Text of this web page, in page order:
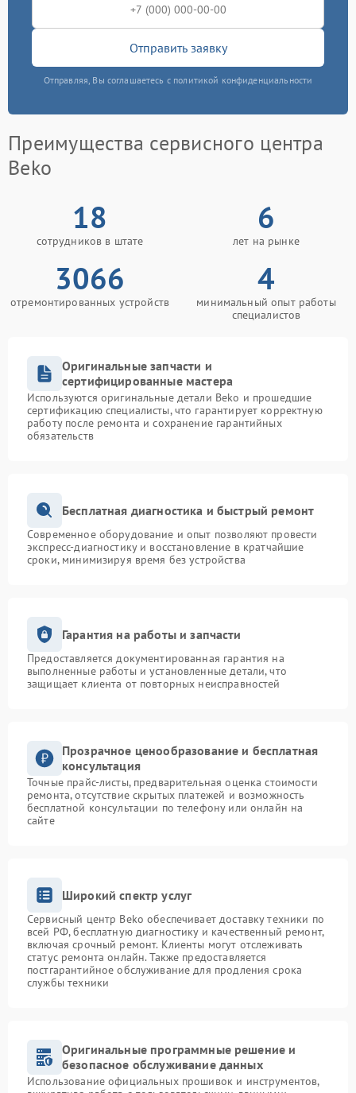
Отправить заявку
Отправляя, Вы соглашаетесь с политикой конфиденциальности
Преимущества сервисного центра
Beko
18
сотрудников в штате
6
лет на рынке
3066
отремонтированных устройств
4
минимальный опыт работы
специалистов
Оригинальные запчасти и
сертифицированные мастера
Используются оригинальные детали Beko и прошедшие
сертификацию специалисты, что гарантирует корректную
работу после ремонта и сохранение гарантийных
обязательств
Бесплатная диагностика и быстрый ремонт
Современное оборудование и опыт позволяют провести
экспресс-диагностику и восстановление в кратчайшие
сроки, минимизируя время без устройства
Гарантия на работы и запчасти
Предоставляется документированная гарантия на
выполненные работы и установленные детали, что
защищает клиента от повторных неисправностей
Прозрачное ценообразование и бесплатная
консультация
Точные прайс-листы, предварительная оценка стоимости
ремонта, отсутствие скрытых платежей и возможность
бесплатной консультации по телефону или онлайн на
сайте
Широкий спектр услуг
Сервисный центр Beko обеспечивает доставку техники по
всей РФ, бесплатную диагностику и качественный ремонт,
включая срочный ремонт. Клиенты могут отслеживать
статус ремонта онлайн. Также предоставляется
постгарантийное обслуживание для продления срока
службы техники
Оригинальные программные решение и
безопасное обслуживание данных
Использование официальных прошивок и инструментов,